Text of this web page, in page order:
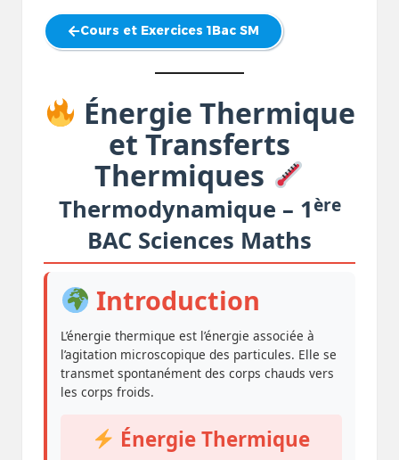
Cours et Exercices 1Bac SM
Énergie Thermique
et Transferts
Thermiques
Thermodynamique – 1ère
BAC Sciences Maths
Introduction
L’énergie thermique est l’énergie associée à
l’agitation microscopique des particules. Elle se
transmet spontanément des corps chauds vers
les corps froids.
Énergie Thermique